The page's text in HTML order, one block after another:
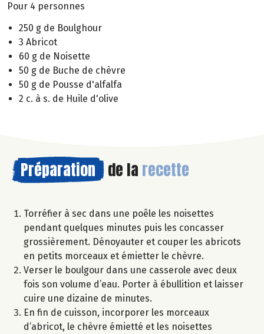
Pour 4 personnes
250 g de Boulghour
3 Abricot
60 g de Noisette
50 g de Buche de chèvre
50 g de Pousse d'alfalfa
2 c. à s. de Huile d'olive
Préparation de la recette
Torréfier à sec dans une poêle les noisettes
pendant quelques minutes puis les concasser
grossièrement. Dénoyauter et couper les abricots
en petits morceaux et émietter le chèvre.
Verser le boulgour dans une casserole avec deux
fois son volume d’eau. Porter à ébullition et laisser
cuire une dizaine de minutes.
En fin de cuisson, incorporer les morceaux
d’abricot, le chèvre émietté et les noisettes